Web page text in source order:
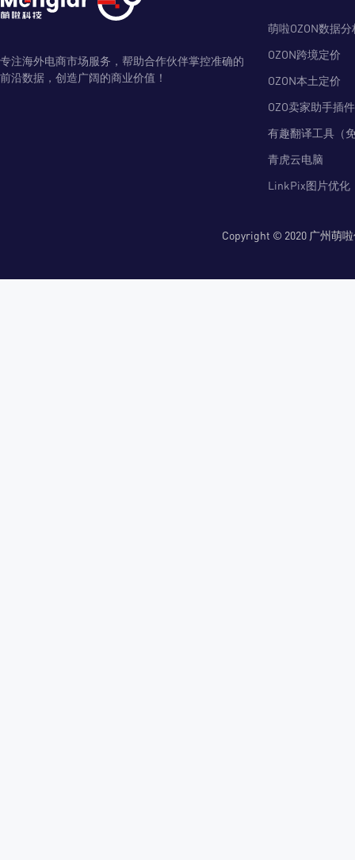
专注海外电商市场服务，帮助合作伙伴掌控准确的
前沿数据，创造广阔的商业价值！
萌啦OZON数据分
OZON跨境定价
OZON本土定价
OZO卖家助手插件
有趣翻译工具（
青虎云电脑
LinkPix图片优化
Copyright © 2020 广州萌